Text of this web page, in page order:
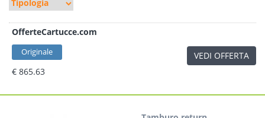
OfferteCartucce.com
Originale
€ 865.63
VEDI OFFERTA